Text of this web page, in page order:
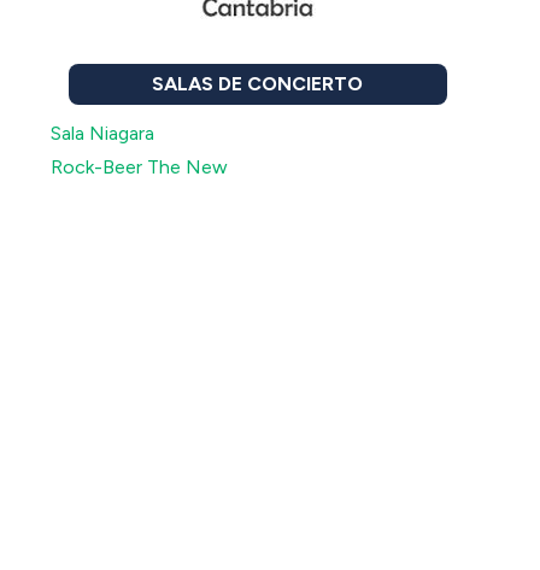
SALAS DE CONCIERTO
Sala Niagara
Rock-Beer The New